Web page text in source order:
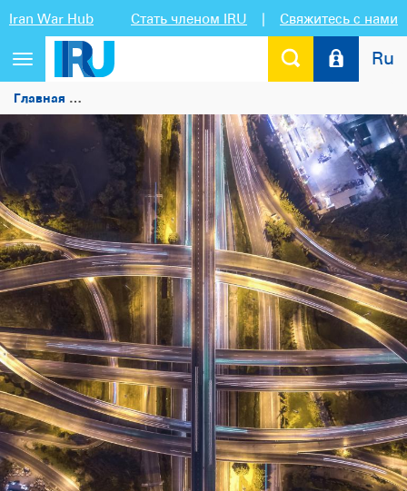
Iran War Hub Стать членом IRU | Свяжитесь с нами
Переключить
навигацию
Ru
Главная